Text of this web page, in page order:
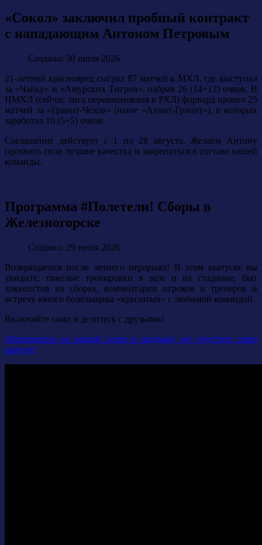
«Сокол» заключил пробный контракт
с нападающим Антоном Петровым
Создано: 30 июля 2026
21-летний красноярец сыграл 87 матчей в МХЛ, где выступал
за «Чайку» и «Амурских Тигров», набрав 26 (14+12) очков. В
НМХЛ (сейчас лига переименована в РХЛ) форвард провел 25
матчей за «Гранит-Чехов» (ныне «Ахмат-Гранит»), в которых
заработал 10 (5+5) очков.
Соглашение действует с 1 по 28 августа. Желаем Антону
проявить свои лучшие качества и закрепиться в составе нашей
команды.
Программа #Полетели! Сборы в
Железногорске
Создано: 29 июля 2026
Возвращаемся после летнего перерыва! В этом выпуске вы
увидите: тяжелые тренировки в зале и на стадионе, быт
хоккеистов на сборах, комментарии игроков и тренеров и
встречу юного болельщика «крылатых» с любимой командой.
Включайте сами и делитесь с друзьями!
Абонементы на новый сезон в продаже, не упустите свою
выгоду!